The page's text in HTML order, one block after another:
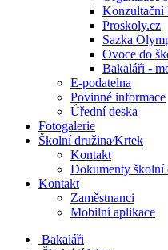
Konzultační
Proskoly.cz
Sazka
Ovoce do
Bakaláři -
E-podatelna
Povinné informace
Úřední deska
Fotogalerie
Školní družina⁄Krtek
Kontakt
Dokumenty školní
Kontakt
Zaměstnanci
Mobilní aplikace
Bakaláři